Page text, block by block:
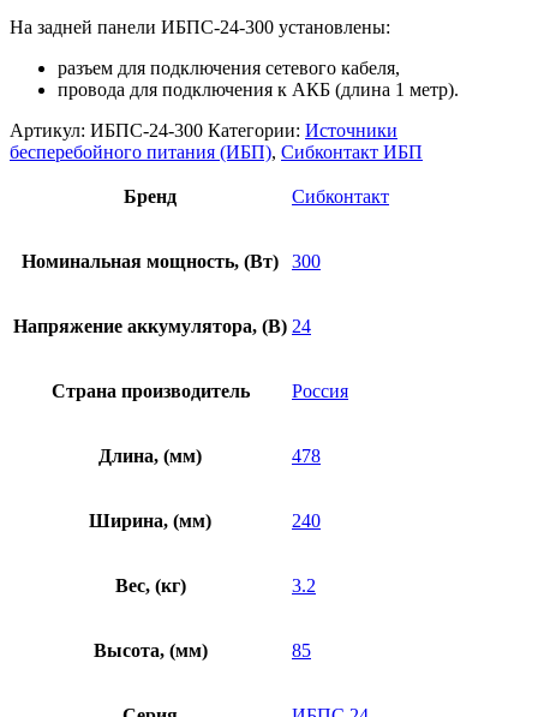
На задней панели ИБПС-24-300 установлены:
разъем для подключения сетевого кабеля,
провода для подключения к АКБ (длина 1 метр).
Артикул: ИБПС-24-300 Категории: Источники
бесперебойного питания (ИБП), Сибконтакт ИБП
Бренд Сибконтакт
Номинальная мощность, (Вт) 300
Напряжение аккумулятора, (В) 24
Страна производитель Россия
Длина, (мм) 478
Ширина, (мм) 240
Вес, (кг) 3.2
Высота, (мм) 85